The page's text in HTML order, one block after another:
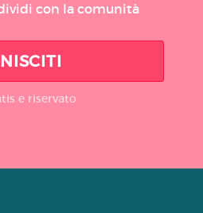
con la comunità
e riservato